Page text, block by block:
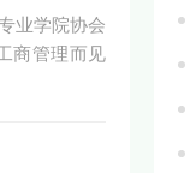
业学院协会
商管理而见